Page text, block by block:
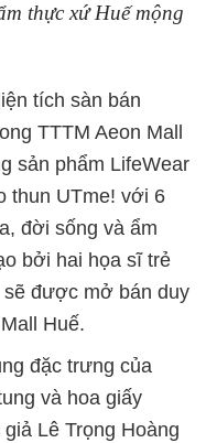
thực xứ Huế mộng
tích sàn bán
TTTM Aeon Mall
sản phẩm LifeWear
thun UTme! với 6
đời sống và ẩm
bởi hai họa sĩ trẻ
được mở bán duy
Huế.
đặc trưng của
và hoa giấy
Lê Trọng Hoàng